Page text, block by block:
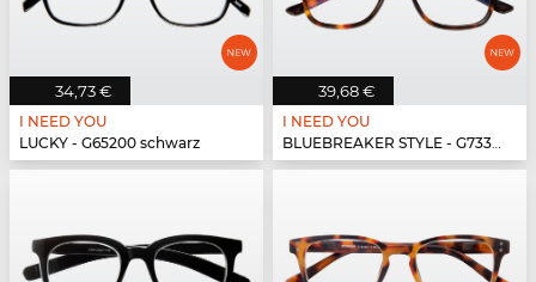
34,73 €
I NEED YOU
LUCKY - G65200 schwarz
39,68 €
I NEED YOU
BLUEBREAKER STYLE - G73300 havanna